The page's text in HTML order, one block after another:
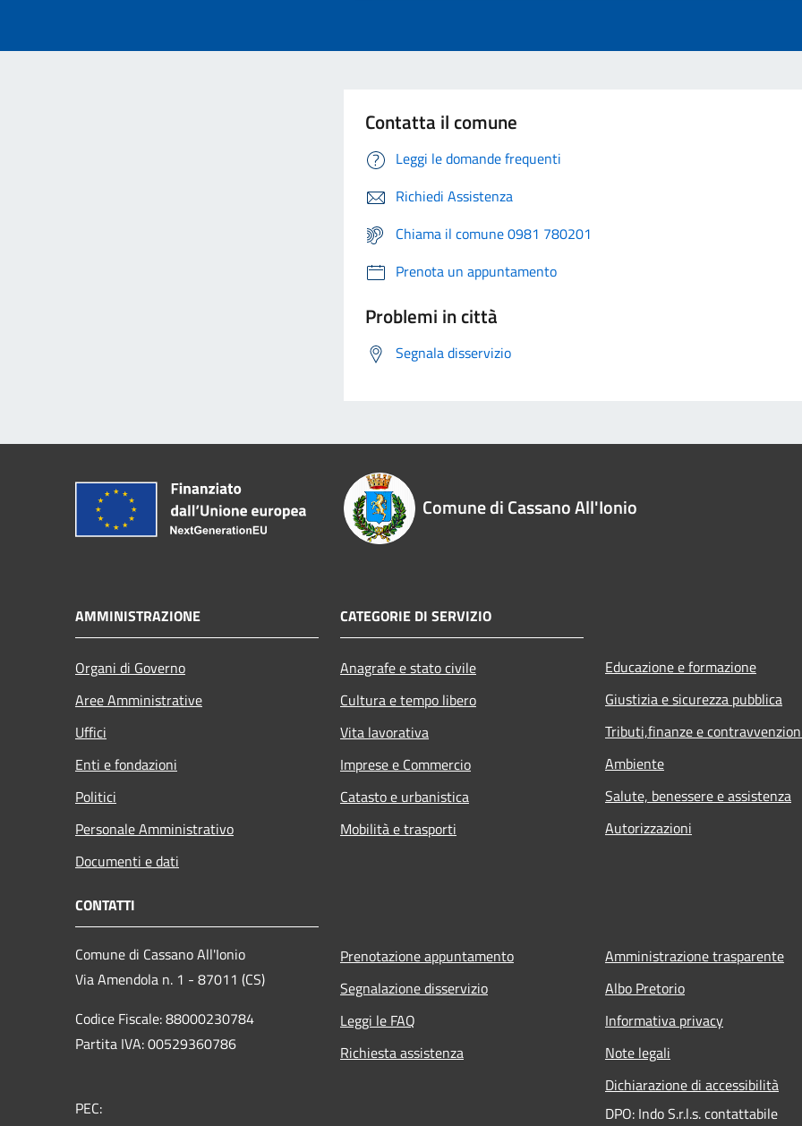
Contatta il comune
Leggi le domande frequenti
Richiedi Assistenza
Chiama il comune 0981 780201
Prenota un appuntamento
Problemi in città
Segnala disservizio
Comune di Cassano All'Ionio
AMMINISTRAZIONE
Organi di Governo
Aree Amministrative
Uffici
Enti e fondazioni
Politici
Personale Amministrativo
Documenti e dati
CATEGORIE DI SERVIZIO
Anagrafe e stato civile
Cultura e tempo libero
Vita lavorativa
Imprese e Commercio
Catasto e urbanistica
Mobilità e trasporti
Educazione e formazione
Giustizia e sicurezza pubblica
Tributi,finanze e
Ambiente
Salute, benessere e assistenza
Autorizzazioni
CONTATTI
Comune di Cassano All'Ionio
Via Amendola n. 1 - 87011 (CS)
Codice Fiscale: 88000230784
Partita IVA: 00529360786
PEC:
Prenotazione appuntamento
Segnalazione disservizio
Leggi le FAQ
Richiesta assistenza
Amministrazione trasparente
Albo Pretorio
Informativa privacy
Note legali
Dichiarazione di accessibilità
DPO: Indo S.r.l.s. contattabile